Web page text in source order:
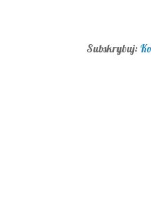
Subskrybuj: